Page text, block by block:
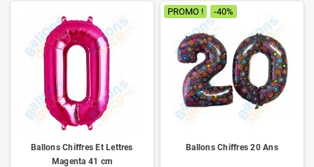
Ballons Chiffres Et Lettres
Magenta 41 cm
PROMO ! -40%
Ballons Chiffres 20 Ans